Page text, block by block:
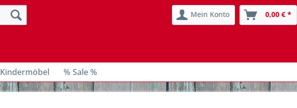
Mein Konto 0,00 € *
Kindermöbel % Sale %